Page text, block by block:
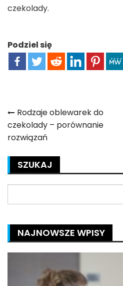
czekolady.
Podziel się
Nawigacja
wpisu
Rodzaje oblewarek do
czekolady – porównanie
rozwiązań
SZUKAJ
for:
NAJNOWSZE WPISY